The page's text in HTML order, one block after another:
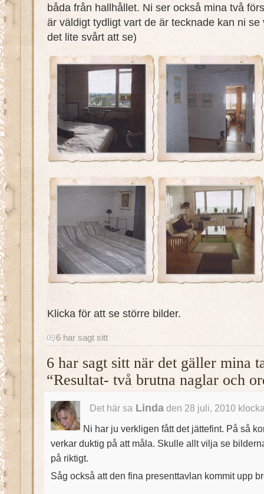
båda från hallhållet. Ni ser också mina två
är väldigt tydligt vart de är tecknade kan ni
det lite svårt att se)
Klicka för att se större bilder.
6 har sagt sitt
6 har sagt sitt när det gäller mina
“Resultat- två brutna naglar och
Det här sa Linda den 28 juli, 2010
Ni har ju verkligen fått det jättefint. På så
verkar duktig på att måla. Skulle allt vilja se
på riktigt.
Såg också att den fina presenttavlan kommit upp